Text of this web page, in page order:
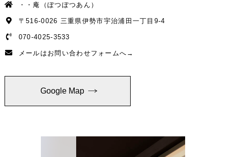
・・庵（ぽつぽつあん）
〒516-0026 三重県伊勢市宇治浦田一丁目9-4
070-4025-3533
メールはお問い合わせフォームへ→
Google Map